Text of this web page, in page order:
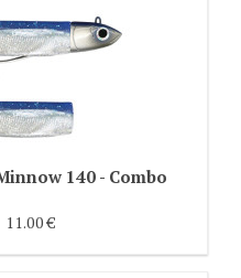
140 - Combo
11.00 €